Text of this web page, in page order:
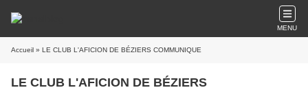
MENU
Accueil » LE CLUB L'AFICION DE BÉZIERS COMMUNIQUE
LE CLUB L'AFICION DE BÉZIERS